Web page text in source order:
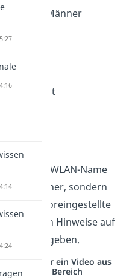
für alte Männer
Chocolate
gut
in Sicht
Ein eigener WLAN-Name
persönlicher, sondern
Denn voreingestellte
können Hinweise auf
Anbieter geben.
Hier ein Video aus
anderen Bereich